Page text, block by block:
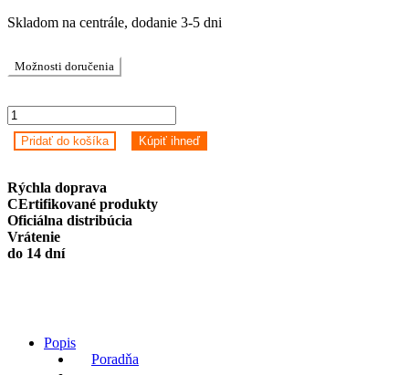
Skladom na centrále, dodanie 3-5 dni
Možnosti doručenia
Inteligentné
hodinky
Zeblaze
(sivé)
quantity
Pridať do košíka Kúpiť ihneď
Rýchla doprava
CErtifikované produkty
Oficiálna distribúcia
Vrátenie
do 14 dní
Popis
Poradňa